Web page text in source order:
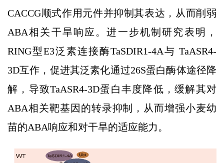
CACCG顺式作用元件并抑制其表达，从而削弱
ABA相关干旱响应。进一步机制研究表明，
RING型E3泛素连接酶TaSDIR1-4A与 TaASR4-
3D互作，促进其泛素化通过26S蛋白酶体途径降
解，导致TaASR4-3D蛋白丰度降低，缓解其对
ABA相关靶基因的转录抑制，从而增强小麦幼
苗的ABA响应和对干旱的适应能力。